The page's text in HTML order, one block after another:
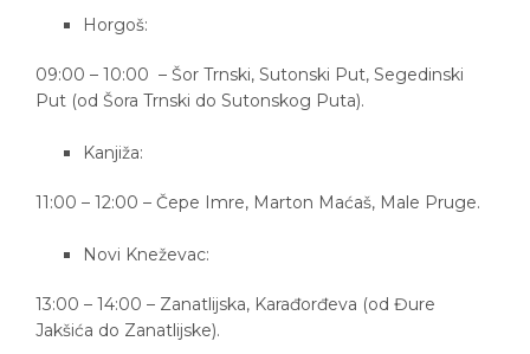
Horgoš:
09:00 – 10:00 – Šor Trnski, Sutonski Put, Segedinski
Put (od Šora Trnski do Sutonskog Puta).
Kanjiža:
11:00 – 12:00 – Čepe Imre, Marton Maćaš, Male Pruge.
Novi Kneževac:
13:00 – 14:00 – Zanatlijska, Karađorđeva (od Đure
Jakšića do Zanatlijske).